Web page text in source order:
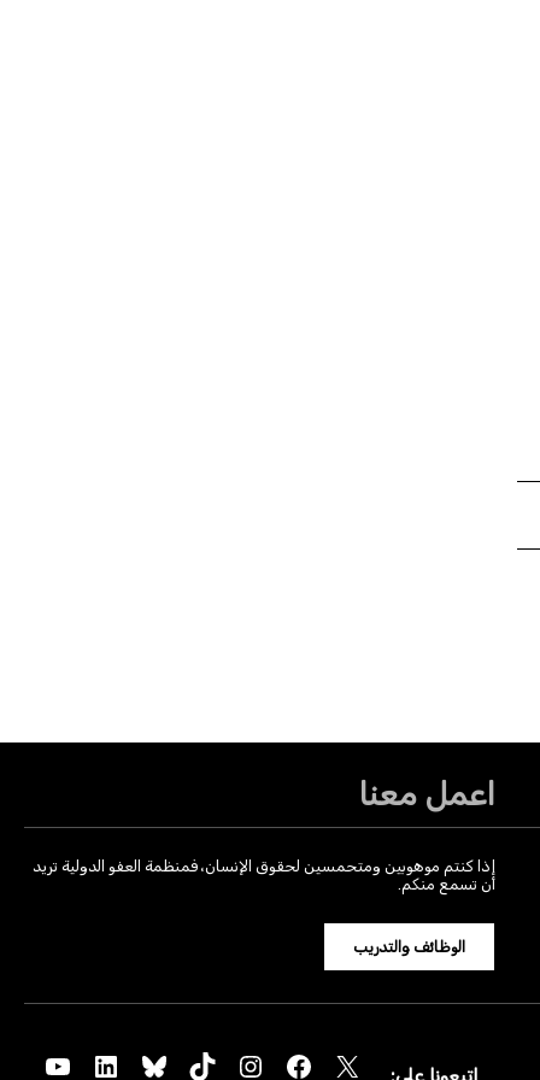
اعمل معنا
إذا كنتم موهوبين ومتحمسين لحقوق الإنسان، فمنظمة العفو الدولية تريد
أن تسمع منكم.
الوظائف والتدريب
X
Facebook
Instagram
TikTok
Bluesky
LinkedIn
YouTube